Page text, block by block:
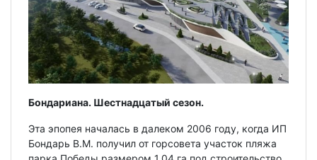
Бондариана. Шестнадцатый сезон.
Эта эпопея началась в далеком 2006 году, когда ИП
Бондарь В.М. получил от горсовета участок пляжа